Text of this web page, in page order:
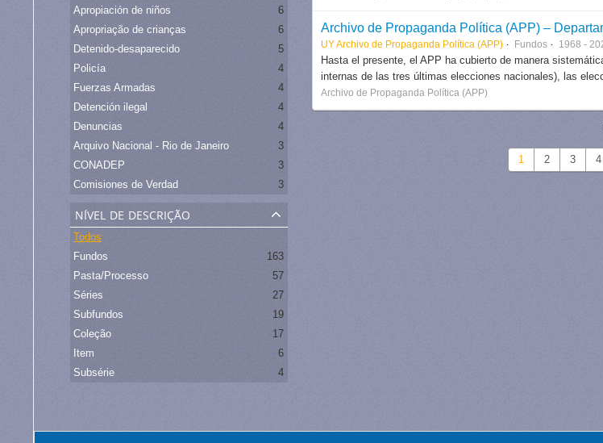
Apropiación de niños
6
Apropriação de crianças
6
Detenido-desaparecido
5
Policía
4
Fuerzas Armadas
4
Detención ilegal
4
Denuncias
4
Arquivo Nacional - Rio de Janeiro
3
CONADEP
3
Comisiones de Verdad
3
nível de descrição
Todos
Fundos
163
Pasta/Processo
57
Séries
27
Subfundos
19
Coleção
17
Item
6
Subsérie
4
UY Archivo de Propaganda Política (APP) Fundos 1968 -
Hasta el presente, el APP ha cubierto de manera
internas de las tres últimas elecciones nacionales), las
Archivo de Propaganda Política (APP)
1 2 3 4